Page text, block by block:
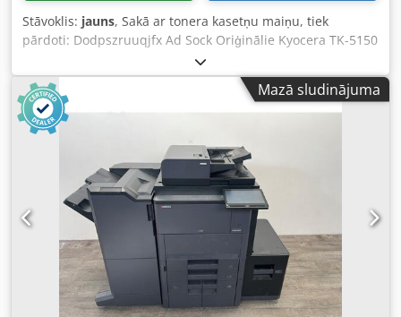
Stāvoklis: jauns, Sakā ar tonera kasetņu maiņu, tiek
pārdoti: Dodpszruuqjfx Ad Sock Oriģinālie Kyocera TK-5150
toneri. 3 melnas kasetes. 3 dzeltenas kasetes. 2 ciānas
kasetes. 3 fuksijas kasetes. Pārdošana ar rēķinu, apmaksa
pirms piegādes. Mērķis ir pārdot par 60 % no jaunās
cenas.
Mazā sludinājuma